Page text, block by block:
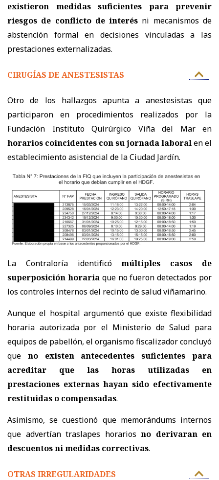
existieron medidas suficientes para prevenir
riesgos de conflicto de interés ni mecanismos de
abstención formal en decisiones vinculadas a las
prestaciones externalizadas.
CIRUGÍAS DE ANESTESISTAS
Otro de los hallazgos apunta a anestesistas que
participaron en procedimientos realizados por la
Fundación Instituto Quirúrgico Viña del Mar en
horarios coincidentes con su jornada laboralen el
establecimiento asistencial de la Ciudad Jardín.
La Contraloría identificómúltiples casos de
superposición horariaque no fueron detectados por
los controles internos del recinto de salud viñamarino.
Aunque el hospital argumentó que existe flexibilidad
horaria autorizada por el Ministerio de Salud para
equipos de pabellón, el organismo fiscalizador concluyó
que no existen antecedentes suficientes para
acreditar que las horas utilizadas en
prestaciones externas hayan sido efectivamente
restituidas o compensadas.
Asimismo, se cuestionó que memorándums internos
que advertían traslapes horarios no derivaran en
descuentos ni medidas correctivas.
OTRAS IRREGULARIDADES